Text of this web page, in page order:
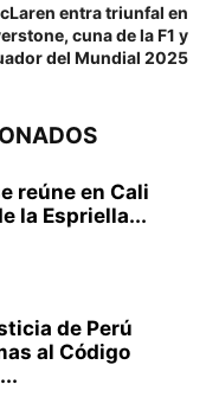
entra triunfal en
cuna de la F1 y
del Mundial 2025
reúne en Cali
la Espriella...
de Perú
al Código